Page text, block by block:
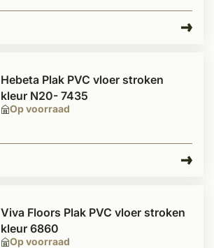
Op voorraad
Hebeta Plak PVC vloer stroken
kleur N20- 7435
Op voorraad
Viva Floors Plak PVC vloer stroken
kleur 6860